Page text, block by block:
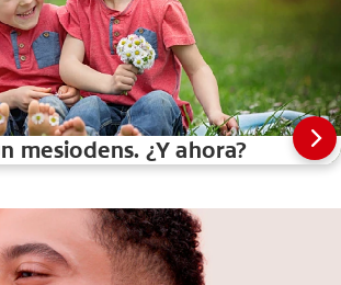
mesiodens. ¿Y ahora?